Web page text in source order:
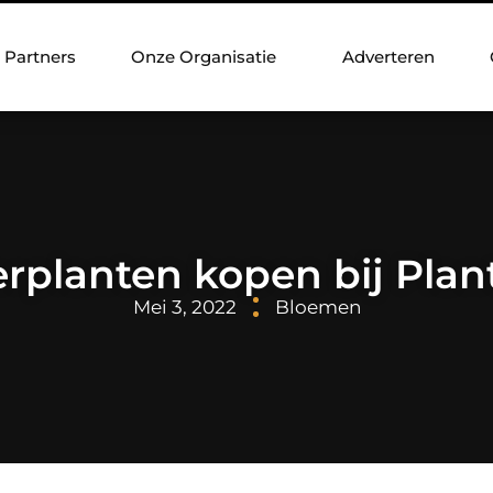
Partners Onze Organisatie Adverteren
kopen bij
Mei 3, 2022 Bloemen